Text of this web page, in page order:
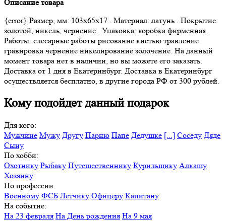
Описание товара
{error} Размер, мм: 103х65х17 . Материал: латунь . Покрытие:
золотой, никель, чернение . Упаковка: коробка фирменная .
Работы: слесарные работы рисование кистью травление
гравировка чернение никелирование золочение. На данный
момент товара нет в наличии, но вы можете его заказать.
Доставка от 1 дня в Екатеринбург. Доставка в Екатеринбург
осуществляется бесплатно, в другие города РФ от 300 рублей.
Кому подойдет данный подарок
Для кого:
Мужчине Мужу Другу Парню Папе Дедушке [...] Соседу Дяде
Сыну
По хобби:
Охотнику Рыбаку Путешественнику Курильщику Алкашу
Хозяину
По профессии:
Военному ФСБ Летчику Офицеру Капитану
На событие:
На 23 февраля На День рождения На 9 мая